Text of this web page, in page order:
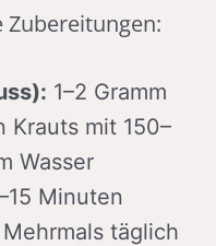
Zubereitungen:
1–2 Gramm
Krauts mit 150–
Wasser
Minuten
täglich